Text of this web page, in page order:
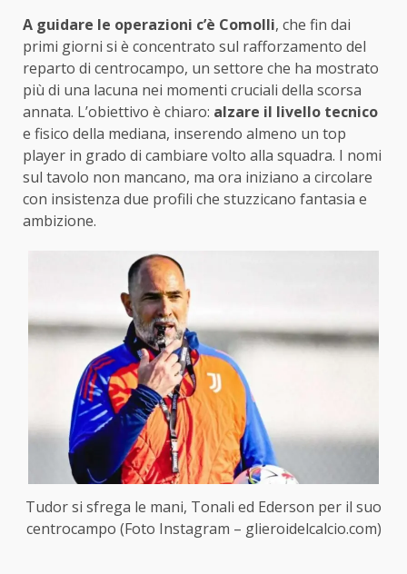
A guidare le operazioni c’è Comolli, che fin dai
primi giorni si è concentrato sul rafforzamento del
reparto di centrocampo, un settore che ha mostrato
più di una lacuna nei momenti cruciali della scorsa
annata. L’obiettivo è chiaro: alzare il livello tecnico
e fisico della mediana, inserendo almeno un top
player in grado di cambiare volto alla squadra. I nomi
sul tavolo non mancano, ma ora iniziano a circolare
con insistenza due profili che stuzzicano fantasia e
ambizione.
Tudor si sfrega le mani, Tonali ed Ederson per il suo
centrocampo (Foto Instagram – glieroidelcalcio.com)